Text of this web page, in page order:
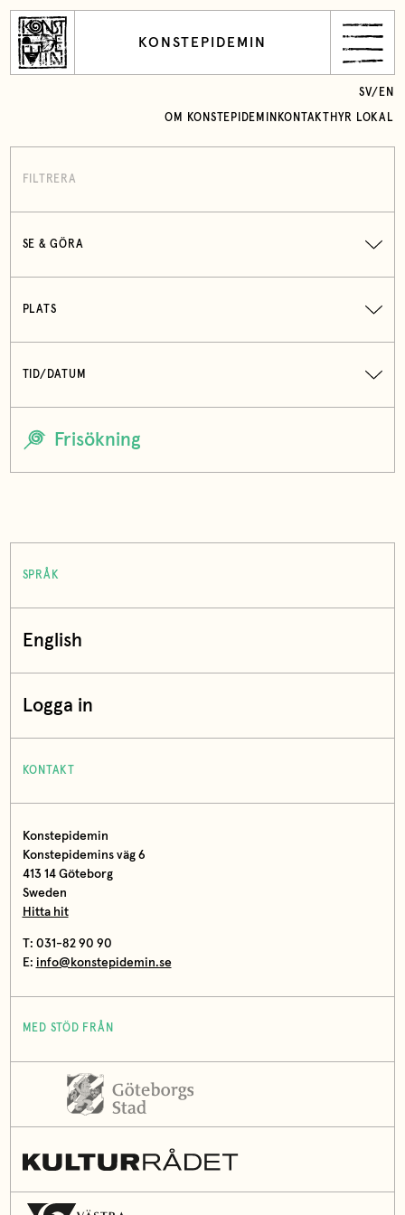
KONSTEPIDEMIN
OM KONSTEPIDEMIN KONTAKT HYR LOKAL
SV/ EN
FILTRERA
SE & GÖRA
PLATS
TID/DATUM
SPRÅK
English
Logga in
KONTAKT
Konstepidemin
Konstepidemins väg 6
413 14 Göteborg
Sweden
Hitta hit
T: 031-82 90 90
E: info@konstepidemin.se
MED STÖD FRÅN